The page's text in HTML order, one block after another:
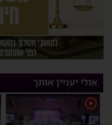
אולי יעניין אותך
1